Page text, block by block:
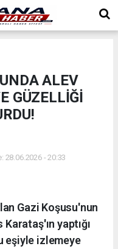
ALEV
GÜZELLİĞİ
28.06.2026 - 20:33
Gazi Koşusu'nun
yaptığı
eşiyle izlemeye